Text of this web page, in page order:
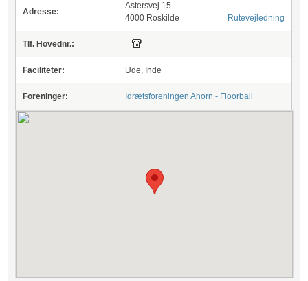
Adresse:
Astersvej 15
4000 Roskilde
Rutevejledning
Tlf. Hovednr.:
Faciliteter: Ude, Inde
Foreninger: Idrætsforeningen Ahorn - Floorball